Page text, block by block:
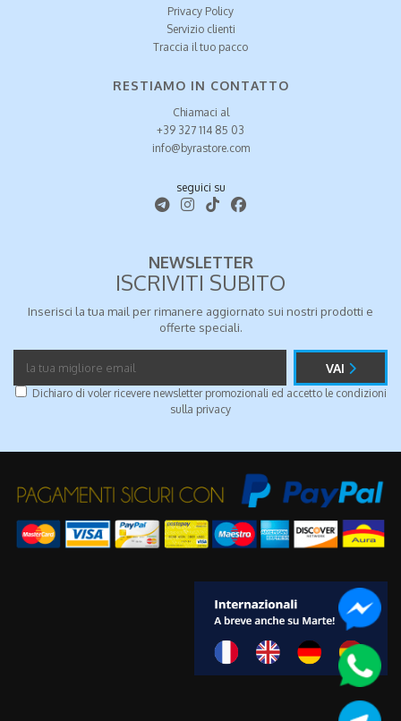
Privacy Policy
Servizio clienti
Traccia il tuo pacco
RESTIAMO IN CONTATTO
Chiamaci al
+39 327 114 85 03
info@byrastore.com
seguici su
NEWSLETTER
ISCRIVITI SUBITO
Inserisci la tua mail per rimanere aggiornato sui nostri prodotti e
offerte speciali.
VAI
Dichiaro di voler ricevere newsletter promozionali ed accetto le condizioni
sulla privacy